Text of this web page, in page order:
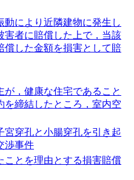
により近隣建物に発生し
害者に賠償した上で，当該
償した金額を損害として賠
，健康な住宅であること
を締結したところ，室内空
宮穿孔と小腸穿孔を引き起
渉事件
ことを理由とする損害賠償